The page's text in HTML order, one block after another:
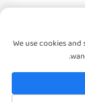
پلسٹک پروڈکٹس کو.,
We use cookies